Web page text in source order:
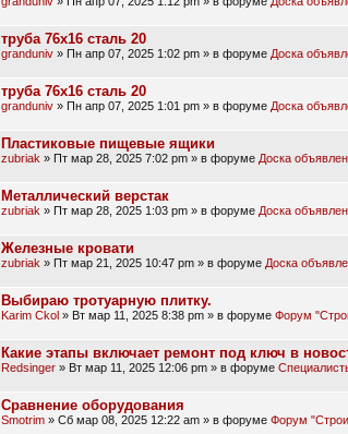
труба 76х16 сталь 20
granduniv » Пн апр 07, 2025 1:02 pm » в форуме Доска
труба 76х16 сталь 20
granduniv » Пн апр 07, 2025 1:01 pm » в форуме Доска
Пластиковые пищевые ящики
zubriak » Пт мар 28, 2025 7:02 pm » в форуме Доска
Металлический верстак
zubriak » Пт мар 28, 2025 1:03 pm » в форуме Доска
Железные кровати
zubriak » Пт мар 21, 2025 10:47 pm » в форуме Доска
Выбираю тротуарную плитку.
Karim Ckol » Вт мар 11, 2025 8:38 pm » в форуме Форум
Какие этапы включает ремонт под ключ в
Redsinger » Вт мар 11, 2025 12:06 pm » в форуме
Сравнение оборудования
Smotrim » Сб мар 08, 2025 12:22 am » в форуме Форум